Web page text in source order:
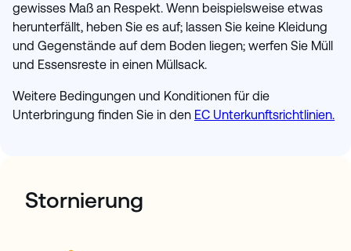
gewisses Maß an Respekt. Wenn beispielsweise etwas
herunterfällt, heben Sie es auf; lassen Sie keine Kleidung
und Gegenstände auf dem Boden liegen; werfen Sie Müll
und Essensreste in einen Müllsack.
Weitere Bedingungen und Konditionen für die
Unterbringung finden Sie in den EC Unterkunftsrichtlinien.
Stornierung